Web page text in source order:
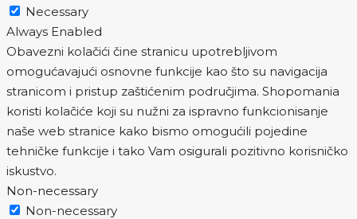
Necessary
Always Enabled
Obavezni kolačići čine stranicu upotrebljivom
omogućavajući osnovne funkcije kao što su navigacija
stranicom i pristup zaštićenim područjima. Shopomania
koristi kolačiće koji su nužni za ispravno funkcionisanje
naše web stranice kako bismo omogućili pojedine
tehničke funkcije i tako Vam osigurali pozitivno korisničko
iskustvo.
Non-necessary
Non-necessary